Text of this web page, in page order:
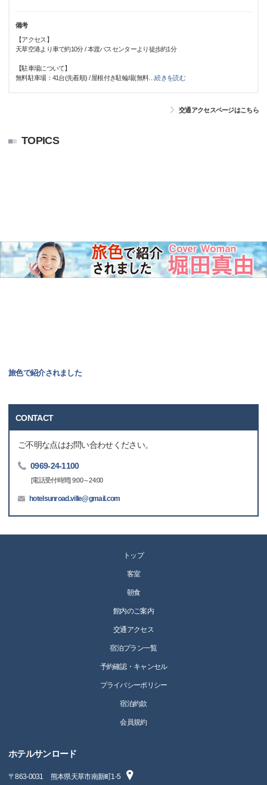
備考
【アクセス】
天草空港より車で約10分 / 本渡バスセンターより徒歩約1分
【駐車場について】
無料駐車場：41台(先着順) / 屋根付き駐輪場(無料…続きを読む
交通アクセスページはこちら
TOPICS
旅色で紹介されました
CONTACT
ご不明な点はお問い合わせください。
0969-24-1100
[電話受付時間] 9:00～24:00
hotelsunroad.ville@gmail.com
トップ
客室
朝食
館内のご案内
交通アクセス
宿泊プラン一覧
予約確認・キャンセル
プライバシーポリシー
宿泊約款
会員規約
ホテルサンロード
〒863-0031 熊本県天草市南新町1-5